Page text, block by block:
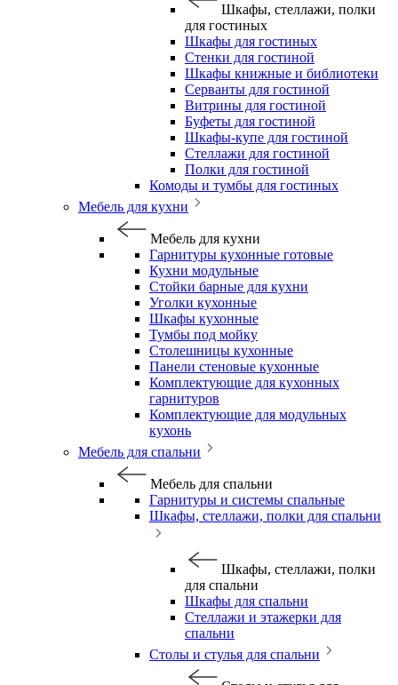
Шкафы, стеллажи, полки
для гостиных
Шкафы для гостиных
Стенки для гостиной
Шкафы книжные и библиотеки
Серванты для гостиной
Витрины для гостиной
Буфеты для гостиной
Шкафы-купе для гостиной
Стеллажи для гостиной
Полки для гостиной
Комоды и тумбы для гостиных
Мебель для кухни
Мебель для кухни
Гарнитуры кухонные готовые
Кухни модульные
Стойки барные для кухни
Уголки кухонные
Шкафы кухонные
Тумбы под мойку
Столешницы кухонные
Панели стеновые кухонные
Комплектующие для кухонных
гарнитуров
Комплектующие для модульных
кухонь
Мебель для спальни
Мебель для спальни
Гарнитуры и системы спальные
Шкафы, стеллажи, полки для спальни
Шкафы, стеллажи, полки
для спальни
Шкафы для спальни
Стеллажи и этажерки для
спальни
Столы и стулья для спальни